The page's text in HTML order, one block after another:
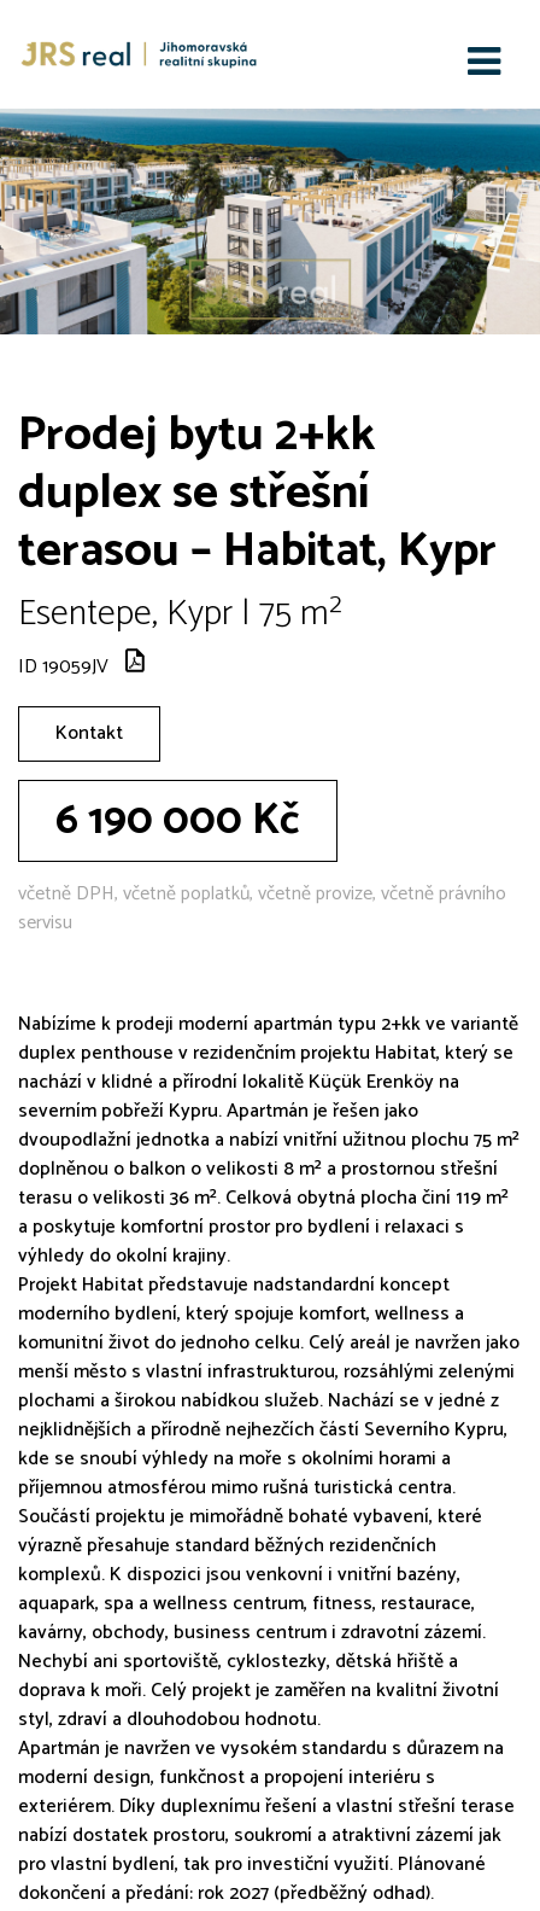
Prodej bytu 2+kk
duplex se střešní
terasou – Habitat, Kypr
Esentepe, Kypr | 75 m²
ID 19059JV
Kontakt
6 190 000 Kč
včetně DPH, včetně poplatků, včetně provize, včetně právního
servisu
Nabízíme k prodeji moderní apartmán typu 2+kk ve variantě
duplex penthouse v rezidenčním projektu Habitat, který se
nachází v klidné a přírodní lokalitě Küçük Erenköy na
severním pobřeží Kypru. Apartmán je řešen jako
dvoupodlažní jednotka a nabízí vnitřní užitnou plochu 75 m²
doplněnou o balkon o velikosti 8 m² a prostornou střešní
terasu o velikosti 36 m². Celková obytná plocha činí 119 m²
a poskytuje komfortní prostor pro bydlení i relaxaci s
výhledy do okolní krajiny.
Projekt Habitat představuje nadstandardní koncept
moderního bydlení, který spojuje komfort, wellness a
komunitní život do jednoho celku. Celý areál je navržen jako
menší město s vlastní infrastrukturou, rozsáhlými zelenými
plochami a širokou nabídkou služeb. Nachází se v jedné z
nejklidnějších a přírodně nejhezčích částí Severního Kypru,
kde se snoubí výhledy na moře s okolními horami a
příjemnou atmosférou mimo rušná turistická centra.
Součástí projektu je mimořádně bohaté vybavení, které
výrazně přesahuje standard běžných rezidenčních
komplexů. K dispozici jsou venkovní i vnitřní bazény,
aquapark, spa a wellness centrum, fitness, restaurace,
kavárny, obchody, business centrum i zdravotní zázemí.
Nechybí ani sportoviště, cyklostezky, dětská hřiště a
doprava k moři. Celý projekt je zaměřen na kvalitní životní
styl, zdraví a dlouhodobou hodnotu.
Apartmán je navržen ve vysokém standardu s důrazem na
moderní design, funkčnost a propojení interiéru s
exteriérem. Díky duplexnímu řešení a vlastní střešní terase
nabízí dostatek prostoru, soukromí a atraktivní zázemí jak
pro vlastní bydlení, tak pro investiční využití. Plánované
dokončení a předání: rok 2027 (předběžný odhad).